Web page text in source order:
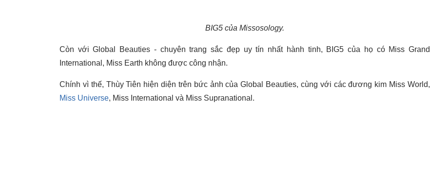
BIG5 của Missosology.
Còn với Global Beauties - chuyên trang sắc đẹp uy tín nhất hành tinh, BIG5 của họ có Miss Grand
International, Miss Earth không được công nhận.
Chính vì thế, Thùy Tiên hiện diện trên bức ảnh của Global Beauties, cùng với các đương kim Miss World,
Miss Universe, Miss International và Miss Supranational.